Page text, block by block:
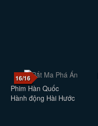
16/16
Phim Hàn Quốc
Hành động Hài Hước